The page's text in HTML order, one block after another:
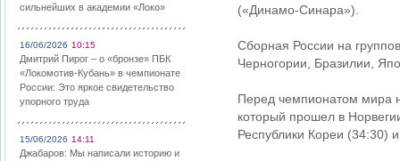
сильнейших в академии «Локо»
16/06/2026 10:15
Дмитрий Пирог – о «бронзе» ПБК
«Локомотив-Кубань» в чемпионате
России: Это яркое свидетельство
упорного труда
15/06/2026 14:11
Джабаров: Мы написали историю и
(«Динамо-Синара»).
Сборная России на
Черногории, Бразилии,
Перед чемпионатом мира
который прошел в
Республики Кореи (34:30)